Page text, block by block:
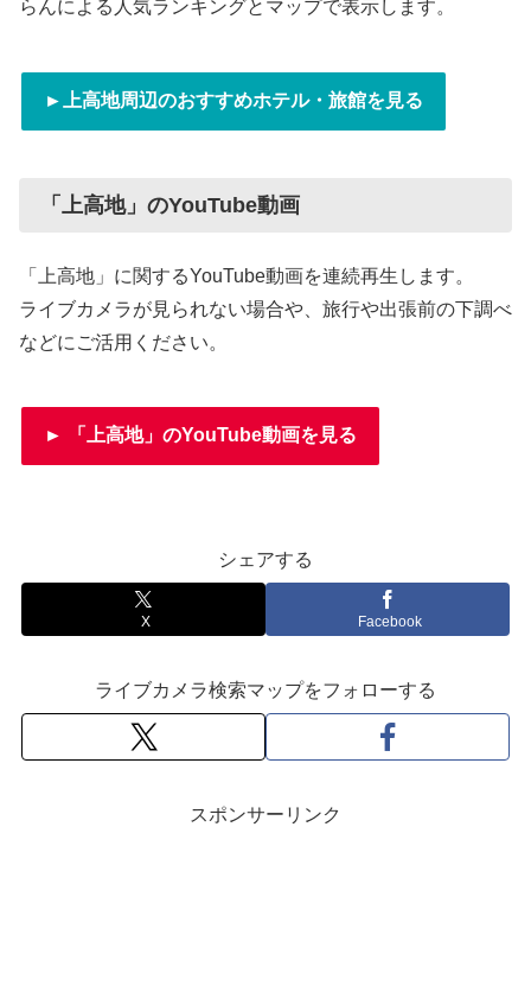
らんによる人気ランキングとマップで表示します。
►上高地周辺のおすすめホテル・旅館を見る
「上高地」のYouTube動画
「上高地」に関するYouTube動画を連続再生します。
ライブカメラが見られない場合や、旅行や出張前の下調べ
などにご活用ください。
► 「上高地」のYouTube動画を見る
シェアする
X Facebook
ライブカメラ検索マップをフォローする
スポンサーリンク